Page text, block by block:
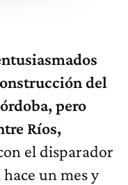
del
pero
Ríos,
el disparador
un mes y